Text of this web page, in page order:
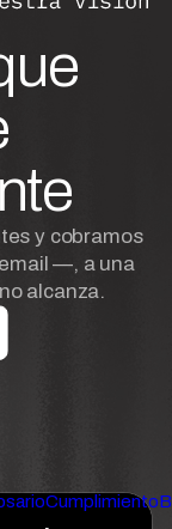
y cobramos
—, a una
alcanza.
Cumplimiento